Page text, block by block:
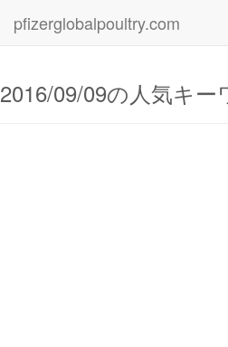
pfizerglobalpoultry.com
2016/09/09の人気キー